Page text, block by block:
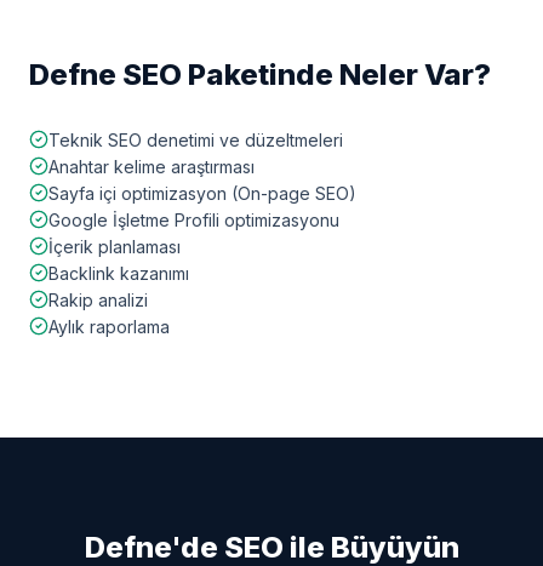
Defne SEO Paketinde Neler Var?
Teknik SEO denetimi ve düzeltmeleri
Anahtar kelime araştırması
Sayfa içi optimizasyon (On-page SEO)
Google İşletme Profili optimizasyonu
İçerik planlaması
Backlink kazanımı
Rakip analizi
Aylık raporlama
Defne'de SEO ile Büyüyün